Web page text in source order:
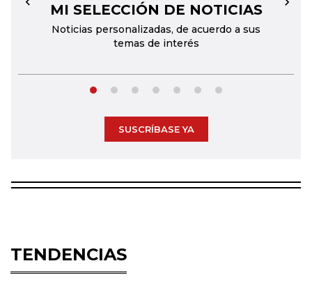
MI SELECCIÓN DE NOTICIAS
Noticias personalizadas, de acuerdo a sus
temas de interés
← →
SUSCRÍBASE YA
TENDENCIAS